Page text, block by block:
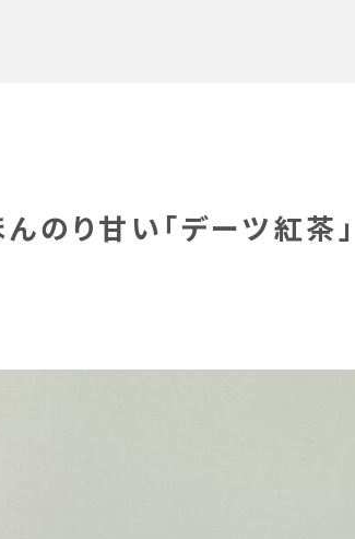
のり甘い「デーツ紅茶